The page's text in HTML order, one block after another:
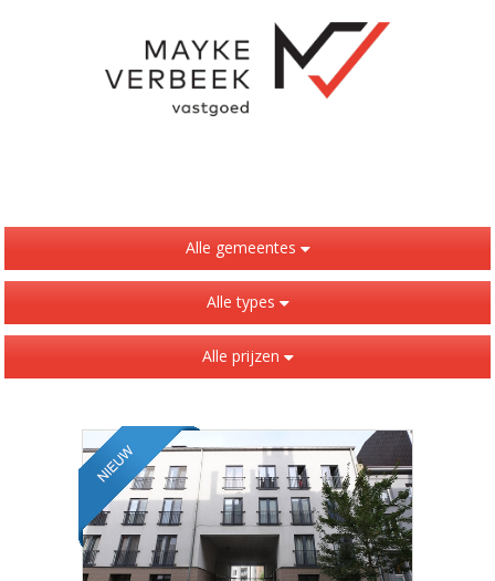
Alle gemeentes
Alle types
Alle prijzen